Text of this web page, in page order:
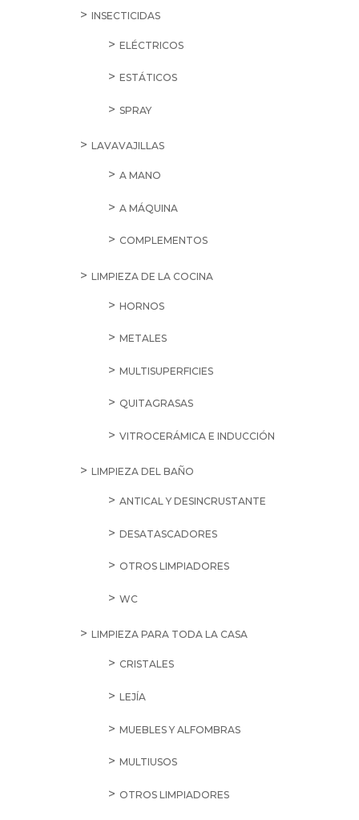
INSECTICIDAS
ELÉCTRICOS
ESTÁTICOS
SPRAY
LAVAVAJILLAS
A MANO
A MÁQUINA
COMPLEMENTOS
LIMPIEZA DE LA COCINA
HORNOS
METALES
MULTISUPERFICIES
QUITAGRASAS
VITROCERÁMICA E INDUCCIÓN
LIMPIEZA DEL BAÑO
ANTICAL Y DESINCRUSTANTE
DESATASCADORES
OTROS LIMPIADORES
WC
LIMPIEZA PARA TODA LA CASA
CRISTALES
LEJÍA
MUEBLES Y ALFOMBRAS
MULTIUSOS
OTROS LIMPIADORES